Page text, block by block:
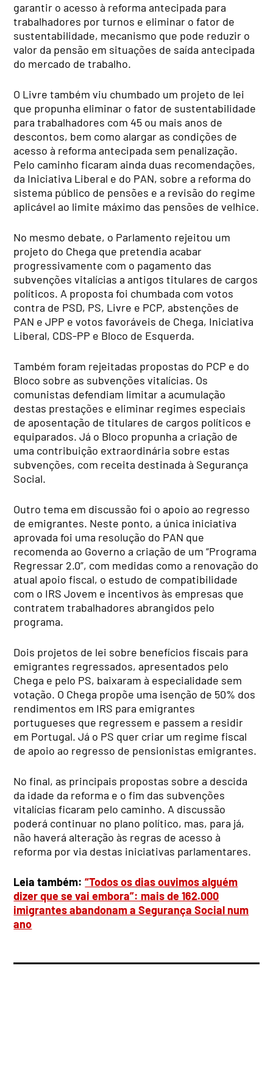
garantir o acesso à reforma antecipada para
trabalhadores por turnos e eliminar o fator de
sustentabilidade, mecanismo que pode reduzir o
valor da pensão em situações de saída antecipada
do mercado de trabalho.
O Livre também viu chumbado um projeto de lei
que propunha eliminar o fator de sustentabilidade
para trabalhadores com 45 ou mais anos de
descontos, bem como alargar as condições de
acesso à reforma antecipada sem penalização.
Pelo caminho ficaram ainda duas recomendações,
da Iniciativa Liberal e do PAN, sobre a reforma do
sistema público de pensões e a revisão do regime
aplicável ao limite máximo das pensões de velhice.
No mesmo debate, o Parlamento rejeitou um
projeto do Chega que pretendia acabar
progressivamente com o pagamento das
subvenções vitalícias a antigos titulares de cargos
políticos. A proposta foi chumbada com votos
contra de PSD, PS, Livre e PCP, abstenções de
PAN e JPP e votos favoráveis de Chega, Iniciativa
Liberal, CDS-PP e Bloco de Esquerda.
Também foram rejeitadas propostas do PCP e do
Bloco sobre as subvenções vitalícias. Os
comunistas defendiam limitar a acumulação
destas prestações e eliminar regimes especiais
de aposentação de titulares de cargos políticos e
equiparados. Já o Bloco propunha a criação de
uma contribuição extraordinária sobre estas
subvenções, com receita destinada à Segurança
Social.
Outro tema em discussão foi o apoio ao regresso
de emigrantes. Neste ponto, a única iniciativa
aprovada foi uma resolução do PAN que
recomenda ao Governo a criação de um “Programa
Regressar 2.0”, com medidas como a renovação do
atual apoio fiscal, o estudo de compatibilidade
com o IRS Jovem e incentivos às empresas que
contratem trabalhadores abrangidos pelo
programa.
Dois projetos de lei sobre benefícios fiscais para
emigrantes regressados, apresentados pelo
Chega e pelo PS, baixaram à especialidade sem
votação. O Chega propõe uma isenção de 50% dos
rendimentos em IRS para emigrantes
portugueses que regressem e passem a residir
em Portugal. Já o PS quer criar um regime fiscal
de apoio ao regresso de pensionistas emigrantes.
No final, as principais propostas sobre a descida
da idade da reforma e o fim das subvenções
vitalícias ficaram pelo caminho. A discussão
poderá continuar no plano político, mas, para já,
não haverá alteração às regras de acesso à
reforma por via destas iniciativas parlamentares.
Leia também:“Todos os dias ouvimos alguém
dizer que se vai embora”: mais de 162.000
imigrantes abandonam a Segurança Social num
ano